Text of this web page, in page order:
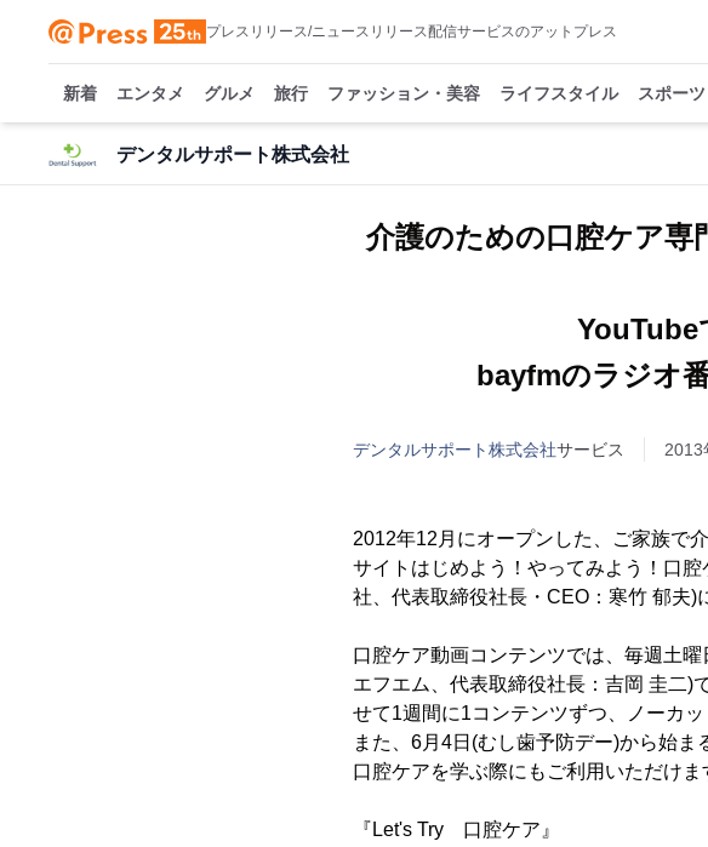
プレスリリース/ニュースリリース配信サービスのアットプレス
新着 エンタメ グルメ 旅行 ファッション・美容 ライフスタイル スポーツ
デンタルサポート株式会社
介護のための口腔ケア専
bayfmのラジオ
デンタルサポート株式会社サービス 2013
2012年12月にオープンした、ご家族で
サイトはじめよう！やってみよう！口腔
社、代表取締役社長・CEO：寒竹 郁夫)
口腔ケア動画コンテンツでは、毎週土
エフエム、代表取締役社長：吉岡 圭二
せて1週間に1コンテンツずつ、ノーカッ
また、6月4日(むし歯予防デー)から始ま
口腔ケアを学ぶ際にもご利用いただけま
『Let's Try 口腔ケア』